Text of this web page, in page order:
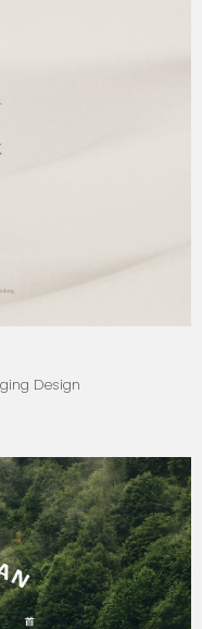
Design